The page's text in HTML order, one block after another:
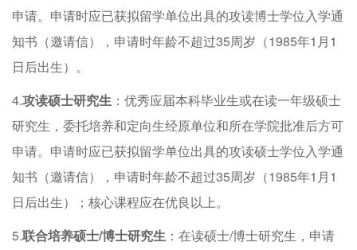
申请。申请时应已获拟留学单位出具的攻读博士学位入学通
知书（邀请信），申请时年龄不超过35周岁（1985年1月1
日后出生）。
4.攻读硕士研究生 ：优秀应届本科毕业生或在读一年级硕士
研究生，委托培养和定向生经原单位和所在学院批准后方可
申请。申请时应已获拟留学单位出具的攻读硕士学位入学通
知书（邀请信），申请时年龄不超过35周岁（1985年1月1
日后出生）；核心课程应在优良以上。
5.联合培养硕士/博士研究生 ：在读硕士/博士研究生，申请